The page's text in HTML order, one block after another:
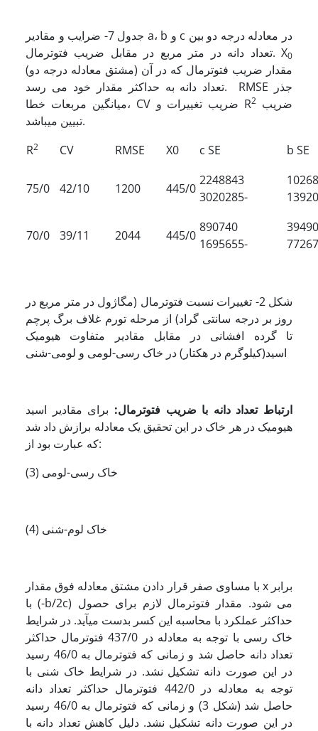
جدول 7- ضرایب و مقادیر a، b و c در معادله درجه دو بین
تعداد دانه در متر مربع در مقابل ضریب فتوترمال. X0
(مشتق معادله درجه دو) مقدار ضریب فتوترمال که در آن
تعداد دانه به حداکثر مقدار خود می رسد. RMSE جذر
میانگین مربعات خطا، CV ضریب تغییرات و R2
تبیین می­باشد.
R2 CV RMSE X0 c SE b SE
75/0 42/10 1200 445/0
2248843
3020285-
70/0 39/11 2044 445/0
890740
1695655-
شکل 2- تغییرات نسبت فتوترمال (مگاژول در متر مربع در
روز بر درجه سانتی گراد) از مرحله تورم غلاف برگ پرچم
تا گرده افشانی در مقابل مقادیر متفاوت هیومیک
اسید(کیلوگرم در هکتار) در خاک رسی-لومی و لومی-شنی
ارتباط تعداد دانه با ضریب فتوترمال: برای مقادیر اسید
هیومیک در هر خاک در این تحقیق یک معادله برازش داد شد
که عبارت بود از:
(3) خاک رسی-لومی
(4) خاک لوم-شنی
با مساوی صفر قرار دادن مشتق معادله فوق مقدار x برابر
با (-b/2c) می شود. مقدار فتوترمال لازم برای حصول
حداکثر عملکرد با محاسبه این کسر بدست می­آید. در شرایط
خاک رسی با توجه به معادله در 437/0 فتوترمال حداکثر
تعداد دانه حاصل شد و زمانی که فتوترمال به 46/0 رسید
در این صورت دانه تشکیل نشد. در شرایط خاک شنی با
توجه به معادله در 442/0 فتوترمال حداکثر تعداد دانه
حاصل شد (شکل 3) و زمانی که فتوترمال به 46/0 رسید
در این صورت دانه تشکیل نشد. دلیل کاهش تعداد دانه با